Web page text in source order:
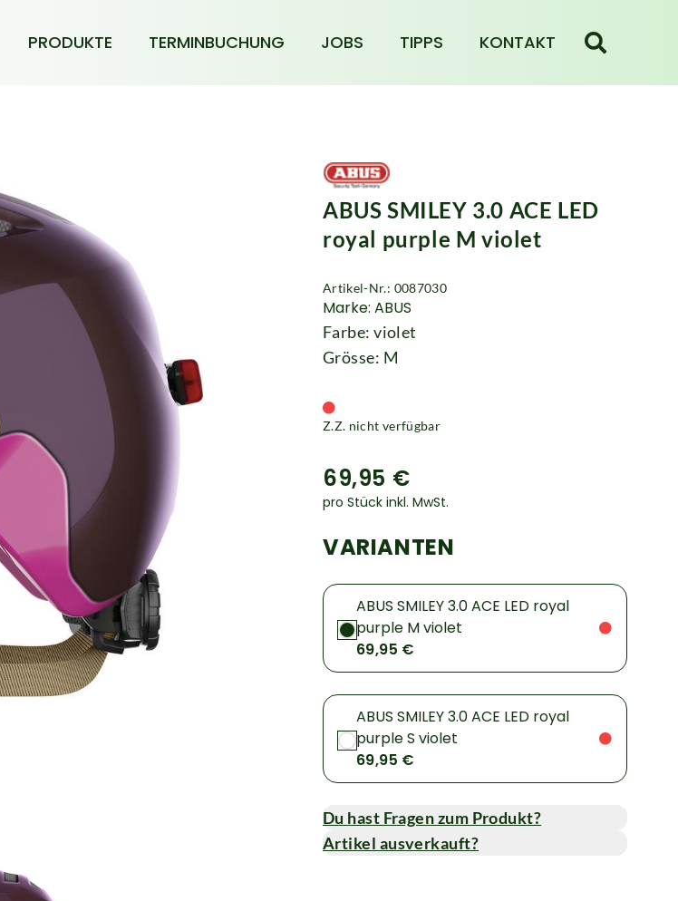
PRODUKTE TERMINBUCHUNG JOBS TIPPS KONTAKT
ABUS SMILEY 3.0 ACE LED
royal purple M violet
Artikel-Nr.: 0087030
Marke: ABUS
Farbe: violet
Grösse: M
Z.Z. nicht verfügbar
69,95 €
pro Stück inkl. MwSt.
VARIANTEN
ABUS SMILEY 3.0 ACE LED royal
purple M violet
69,95 €
ABUS SMILEY 3.0 ACE LED royal
purple S violet
69,95 €
Du hast Fragen zum Produkt?
Artikel ausverkauft?